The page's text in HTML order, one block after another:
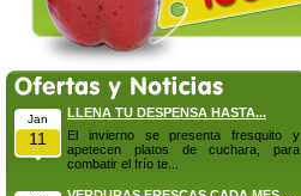
Jan
11
LLENA TU DESPENSA HASTA...
El invierno se presenta fresquito y
apetecen platos de cuchara, para
combatir el frío te...